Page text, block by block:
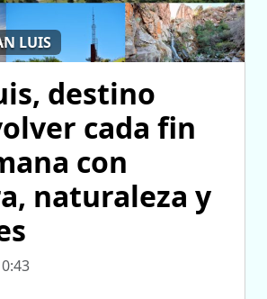
LUIS
destino
cada fin
con
naturaleza y